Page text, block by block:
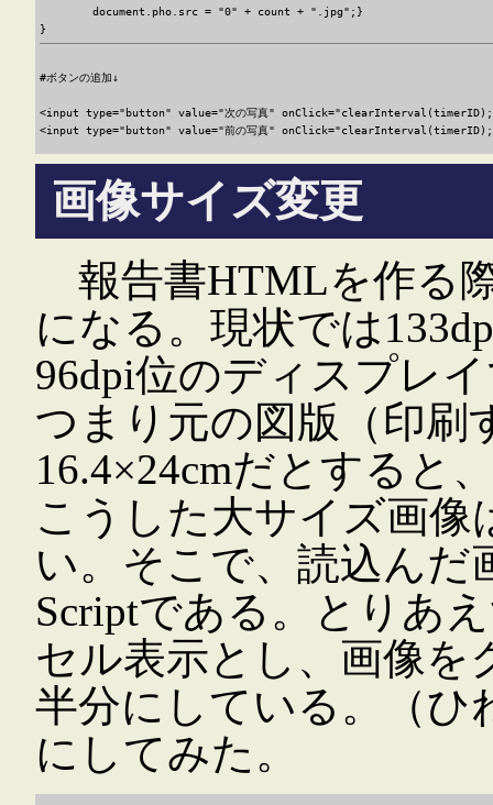
#ボタンの追加↓
<input type="button" value="次の写真"
画像サイズ変更
報告書HTMLを作る
になる。現状では
96dpi位のディスプレ
つまり元の図版（印刷
16.4×24cmだとすると
こうした大サイズ画像
い。そこで、読込んだ
Scriptである。とりあ
セル表示とし、画像
半分にしている。（ひ
にしてみた。